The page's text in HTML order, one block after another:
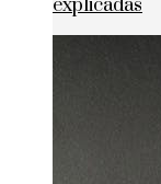
explicadas